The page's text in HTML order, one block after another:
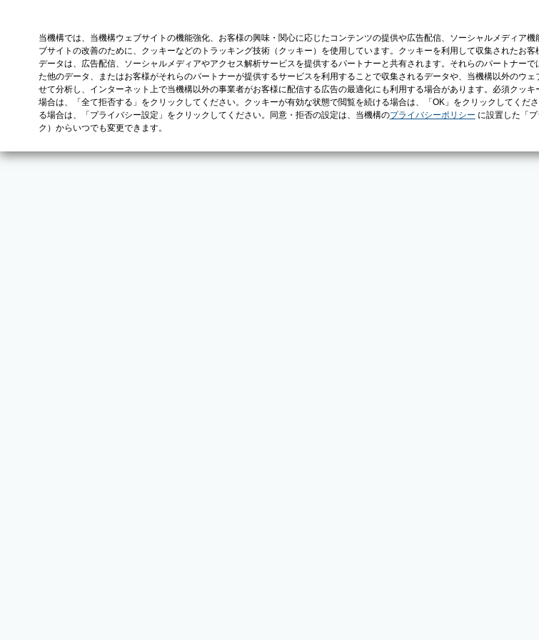
当機構では、当機構ウェブサイトの機能強化、お客様の興味・関心に応じたコンテンツの提供や広告配信、ソーシャルメディア
ブサイトの改善のために、クッキーなどのトラッキング技術（クッキー）を使用しています。クッキーを利用して収集されたお
データは、広告配信、ソーシャルメディアやアクセス解析サービスを提供するパートナーと共有されます。それらのパートナー
た他のデータ、またはお客様がそれらのパートナーが提供するサービスを利用することで収集されるデータや、当機構以外のウ
せて分析し、インターネット上で当機構以外の事業者がお客様に配信する広告の最適化にも利用する場合があります。必須クッ
場合は、「全て拒否する」をクリックしてください。クッキーが有効な状態で閲覧を続ける場合は、「OK」をクリックしてくだ
る場合は、「プライバシー設定」をクリックしてください。同意・拒否の設定は、当機構のプライバシーポリシー に設置した「
ク）からいつでも変更できます。